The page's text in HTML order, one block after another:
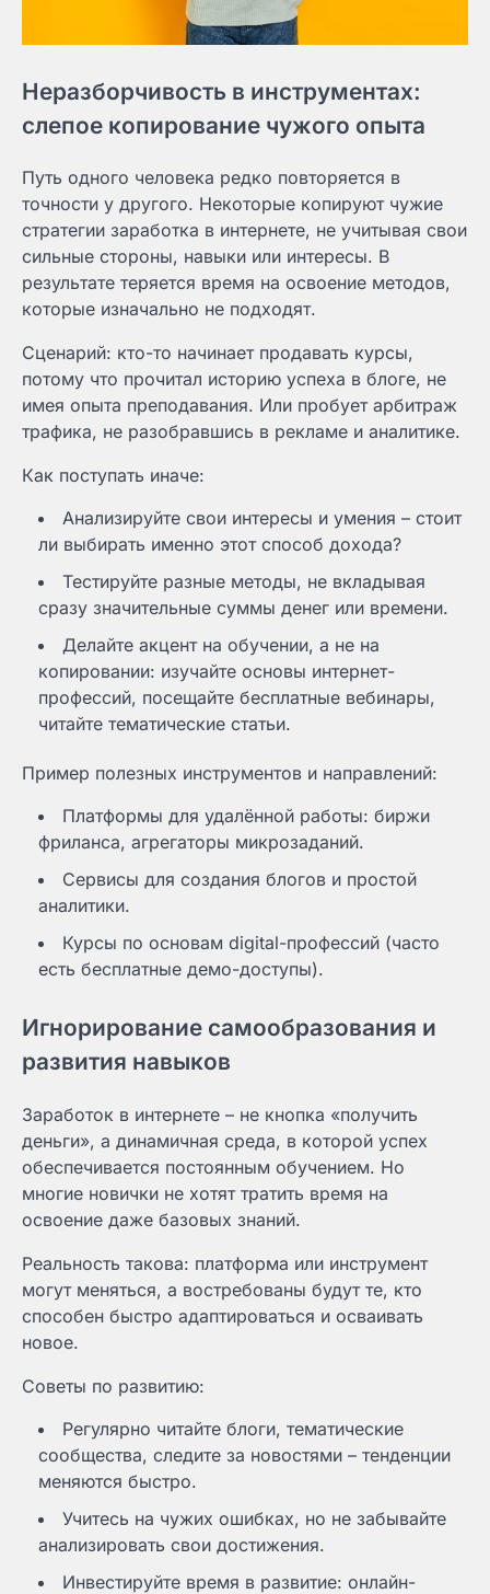
Неразборчивость в инструментах:
слепое копирование чужого опыта
Путь одного человека редко повторяется в
точности у другого. Некоторые копируют чужие
стратегии заработка в интернете, не учитывая свои
сильные стороны, навыки или интересы. В
результате теряется время на освоение методов,
которые изначально не подходят.
Сценарий: кто-то начинает продавать курсы,
потому что прочитал историю успеха в блоге, не
имея опыта преподавания. Или пробует арбитраж
трафика, не разобравшись в рекламе и аналитике.
Как поступать иначе:
Анализируйте свои интересы и умения – стоит
ли выбирать именно этот способ дохода?
Тестируйте разные методы, не вкладывая
сразу значительные суммы денег или времени.
Делайте акцент на обучении, а не на
копировании: изучайте основы интернет-
профессий, посещайте бесплатные вебинары,
читайте тематические статьи.
Пример полезных инструментов и направлений:
Платформы для удалённой работы: биржи
фриланса, агрегаторы микрозаданий.
Сервисы для создания блогов и простой
аналитики.
Курсы по основам digital-профессий (часто
есть бесплатные демо-доступы).
Игнорирование самообразования и
развития навыков
Заработок в интернете – не кнопка «получить
деньги», а динамичная среда, в которой успех
обеспечивается постоянным обучением. Но
многие новички не хотят тратить время на
освоение даже базовых знаний.
Реальность такова: платформа или инструмент
могут меняться, а востребованы будут те, кто
способен быстро адаптироваться и осваивать
новое.
Советы по развитию:
Регулярно читайте блоги, тематические
сообщества, следите за новостями – тенденции
меняются быстро.
Учитесь на чужих ошибках, но не забывайте
анализировать свои достижения.
Инвестируйте время в развитие: онлайн-